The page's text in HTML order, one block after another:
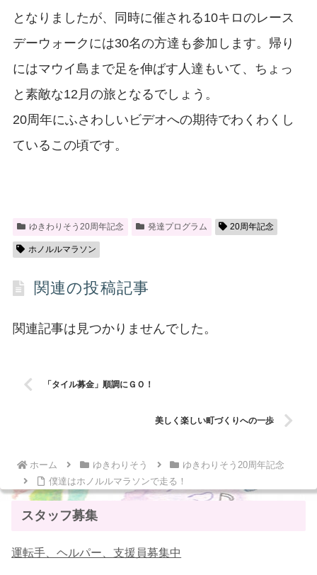
となりましたが、同時に催される10キロのレース
デーウォークには30名の方達も参加します。帰り
にはマウイ島まで足を伸ばす人達もいて、ちょっ
と素敵な12月の旅となるでしょう。
20周年にふさわしいビデオへの期待でわくわくし
ているこの頃です。
ゆきわりそう20周年記念 発達プログラム 20周年記念
ホノルルマラソン
関連の投稿記事
関連記事は見つかりませんでした。
「タイル募金」順調にＧＯ！
美しく楽しい町づくりへの一歩
ホーム ゆきわりそう
ゆきわりそう20周年記念
僕達はホノルルマラソンで走る！
スタッフ募集
運転手、ヘルパー、支援員募集中